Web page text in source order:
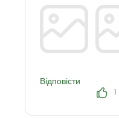
Відповісти
1